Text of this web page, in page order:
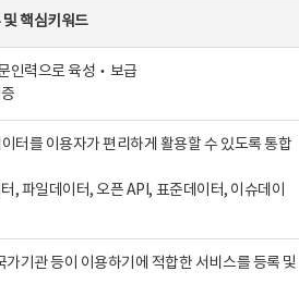
및핵심키워드
인력으로 육성‧보급
터를 이용자가 편리하게 활용할 수 있도록 통합
, 파일데이터, 오픈 API, 표준데이터, 이슈데이
기관 등이 이용하기에 적합한 서비스를 등록 및